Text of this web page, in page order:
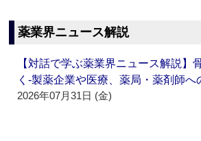
薬業界ニュース解説
【対話で学ぶ薬業界ニュース解説】
く‐製薬企業や医療、薬局・薬剤師
2026年07月31日 (金)